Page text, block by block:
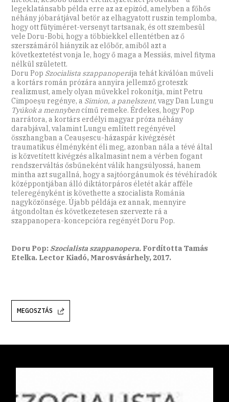
legeklatánsabb példa erre az az epizód, amelyben a főhős
néhány jóbarátjával betör az elhagyatott ruszin templomba,
hogy ott fütyiméret-versenyt tartsanak, és ott szembesül
vele Doru-Bobi, hogy a többiekkel ellentétben az ő
szerszámáról hiányzik az előbőr, amiből azt a
következtetést vonja le, hogy ő maga a Messiás, mivel fityma
nélkül született.
Doru Pop Szocialista szappanoperája tehát kiválóan műveli
a kortárs román prózára annyira jellemző groteszk
realizmust, amely olyan művekkel rokonítja, mint Petru
Cimpoeşu regénye, a Simion, a panelszent, vagy Dan Lungu
Tyúkok a mennybencímű remeke. Érdekes, hogy Pop
narrátora, a kortárs erdélyi magyar próza néhány
darabjával, valamint Lungu említett regényével
összhangban a Ceaușescu-házaspár kivégzését
traumatikus élményként éli meg, azonban nála a tévé által
is közvetített kivégzés alkalmasint nem a vérben fogant
rendszerváltás ősbűneként válik hangsúlyossá, hanem
mintha azt sugallná, hogy a sajtóorgánumok és tévéhíradók
középpontjában álló diktátorpáros életét akár afféle
teleregényként is követhette a szocialista Románia
nagyközönsége. Újabb példája ez annak, mennyire
átgondoltan és következetesen szervezte rá a
szappanopera-koncepcióra regényét Doru Pop.
Doru Pop: Szocialista szappanopera. Fordította Tamás
Etelka. Lector Kiadó, Marosvásárhely, 2017.
MEGOSZTÁS